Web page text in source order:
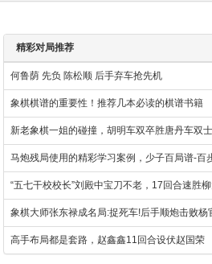
精彩对局推荐
何鲁荫 先负 陈松顺 后手弃车抢先机
象棋棋谱的重要性！推荐几本必读的棋谱书籍
新老象棋一姐的碰撞，胡明车双卒胜唐丹车双
马炮残局使用的精彩学习案例，少子百局谱-百
“五七干校校长”刘殿中宝刀不老，17回合速胜
象棋大师张东禄成名局:捉死车!后手顺炮击败
高手布局都是套路，赵鑫鑫11回合设伏赵国荣